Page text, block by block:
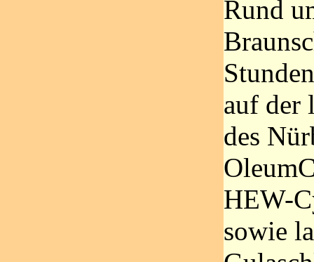
Rund
auf der
des
HEW-
sowie